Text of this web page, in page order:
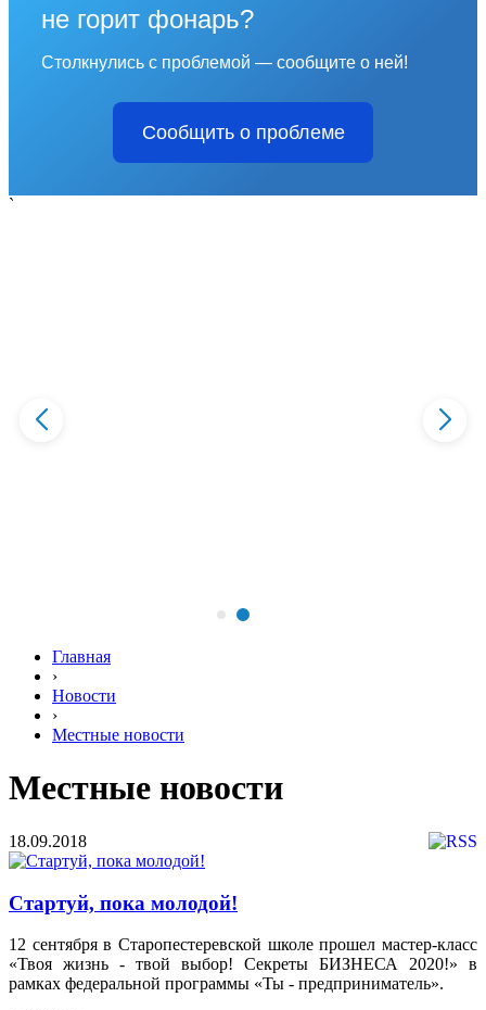
не горит фонарь?
Столкнулись с проблемой — сообщите о ней!
Сообщить о проблеме
`
Главная
›
Новости
›
Местные новости
Местные новости
18.09.2018
Стартуй, пока молодой!
12 сентября в Старопестеревской школе прошел мастер-класс
«Твоя жизнь - твой выбор! Секреты БИЗНЕСА 2020!» в
рамках федеральной программы «Ты - предприниматель».